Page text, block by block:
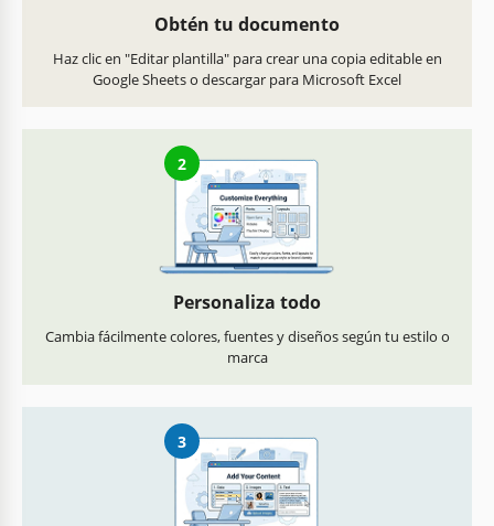
Obtén tu documento
Haz clic en "Editar plantilla" para crear una copia editable en
Google Sheets o descargar para Microsoft Excel
2
Personaliza todo
Cambia fácilmente colores, fuentes y diseños según tu estilo o
marca
3